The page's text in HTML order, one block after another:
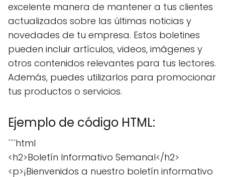
excelente manera de mantener a tus clientes
actualizados sobre las últimas noticias y
novedades de tu empresa. Estos boletines
pueden incluir artículos, videos, imágenes y
otros contenidos relevantes para tus lectores.
Además, puedes utilizarlos para promocionar
tus productos o servicios.
Ejemplo de código HTML:
```html
<h2>Boletín Informativo Semanal</h2>
<p>¡Bienvenidos a nuestro boletín informativo